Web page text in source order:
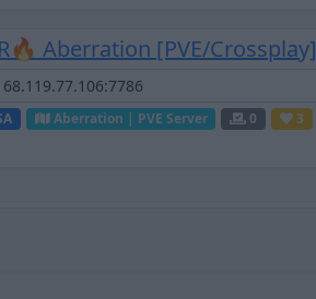
Aberration [PVE/Crossplay]
Aberration | PVE Server 0
3